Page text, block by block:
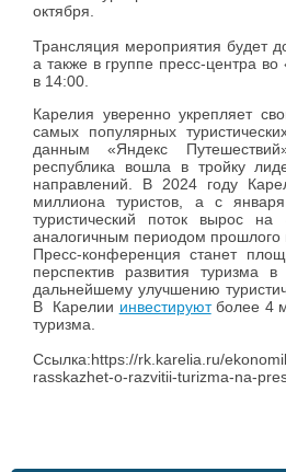
октября.
Трансляция мероприятия будет
а также в группе пресс-центра
в 14:00.
Карелия уверенно укрепляет
самых популярных
данным «Яндекс
республика вошла в тройку
направлений. В 2024 году
миллиона туристов, а с
туристический поток вырос
аналогичным периодом прошлого
Пресс-конференция станет
перспектив развития туризма
дальнейшему улучшению
В Карелии инвестируютболее 4
туризма.
Ссылка:https://rk.karelia.ru/
rasskazhet-o-razvitii-turizma-na-